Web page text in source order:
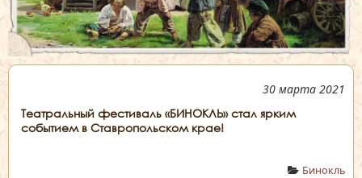
30 марта 2021
Театральный фестиваль «БИНОКЛЬ» стал ярким
событием в Ставропольском крае!
Бинокль